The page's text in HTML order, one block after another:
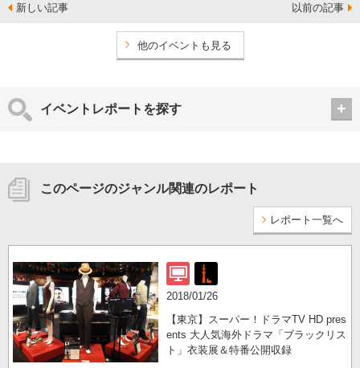
新しい記事 以前の記事
他のイベントも見る
イベントレポートを探す
このページのジャンル関連のレポート
レポート一覧へ
2018/01/26
【東京】スーパー！ドラマTV HD pres
ents 大人気海外ドラマ「ブラックリス
ト」衣装展＆特番公開収録